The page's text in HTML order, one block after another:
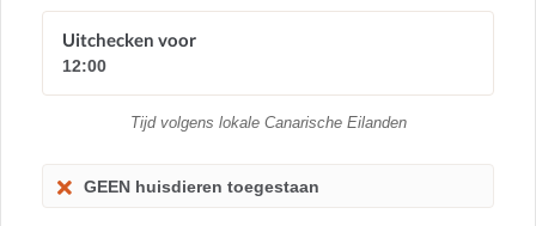
Uitchecken voor
12:00
Tijd volgens lokale Canarische Eilanden
GEEN huisdieren toegestaan